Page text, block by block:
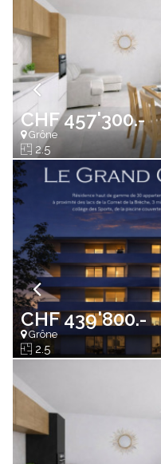
CHF 457'300.-
Grône
2.5
CHF 439'800.-
Grône
2.5